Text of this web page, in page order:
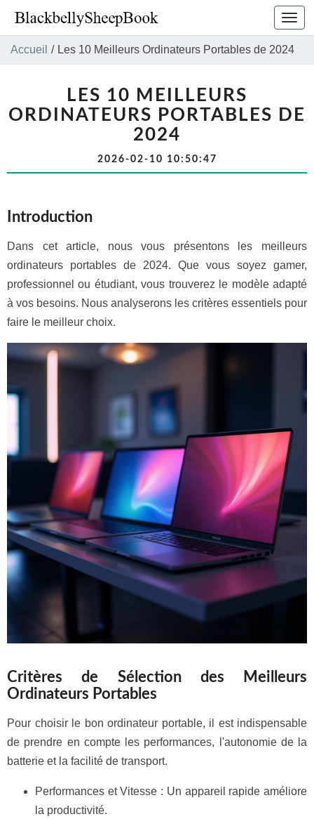
la
Accueil / Les 10 Meilleurs Ordinateurs Portables de 2024
LES 10 MEILLEURS
ORDINATEURS PORTABLES DE
2024
2026-02-10 10:50:47
Introduction
Dans cet article, nous vous présentons les meilleurs
ordinateurs portables de 2024. Que vous soyez gamer,
professionnel ou étudiant, vous trouverez le modèle adapté
à vos besoins. Nous analyserons les critères essentiels pour
faire le meilleur choix.
Critères de Sélection des Meilleurs
Ordinateurs Portables
Pour choisir le bon ordinateur portable, il est indispensable
de prendre en compte les performances, l'autonomie de la
batterie et la facilité de transport.
Performances et Vitesse : Un appareil rapide améliore
la productivité.